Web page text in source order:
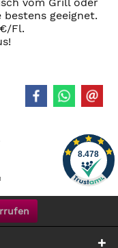
vom Grill oder
geeignet.
Fl.